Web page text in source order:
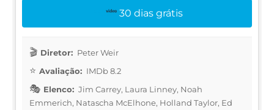
30 dias grátis
Diretor: Peter Weir
Avaliação: IMDb 8.2
Elenco: Jim Carrey, Laura Linney, Noah
Emmerich, Natascha McElhone, Holland Taylor, Ed